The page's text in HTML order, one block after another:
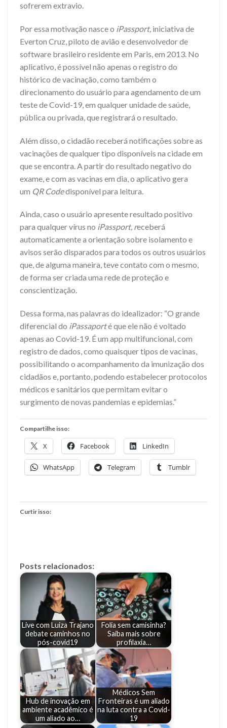
sofrerem extravio.
Por essa motivação nasce o iPassport, iniciativa de
Everton Cruz, piloto de avião e desenvolvedor de
software brasileiro residente em Paris, em 2013. No
aplicativo, é possível não apenas o registro do
histórico de vacinação, como também o
direcionamento do usuário para agendamento de um
teste de Covid-19, em qualquer unidade de saúde,
pública ou privada, que registrará o resultado.
Além disso, o cidadão receberá notificações sobre as
vacinações de qualquer tipo disponíveis na cidade em
que se encontra. A partir do resultado negativo do
exame, e com as vacinas em dia, o aplicativo gera
um QR Codedisponível para leitura.
Ainda, caso o usuário apresente resultado positivo
para qualquer vírus no iPassport, receberá
automaticamente a orientação sobre isolamento e
avisos serão disparados para todos os outros usuários
que, de alguma maneira, teve contato com o mesmo,
de forma ser criada uma rede de proteção e
conscientização.
Dessa forma, nas palavras do idealizador: “O grande
diferencial do iPassaporté que ele não é voltado
apenas ao Covid-19. É um app multifuncional, com
registro de dados, como quaisquer tipos de vacinas,
possibilitando o acompanhamento da imunização dos
cidadãos e, portanto, podendo estabelecer protocolos
médicos e sanitários que permitam evitar o
surgimento de novas pandemias e epidemias.”
Compartilhe isso:
X Facebook LinkedIn
WhatsApp Telegram Tumblr
Curtir isso:
Posts relacionados:
Live com Luiza Trajano
debate caminhos no
pós-covid19
Folia sem camisinha?
Saiba mais sobre
profilaxia…
Hub de inovação em
ambiente acadêmico é
um aliado ao…
Médicos Sem
Fronteiras é um aliado
na luta contra a Covid-
19